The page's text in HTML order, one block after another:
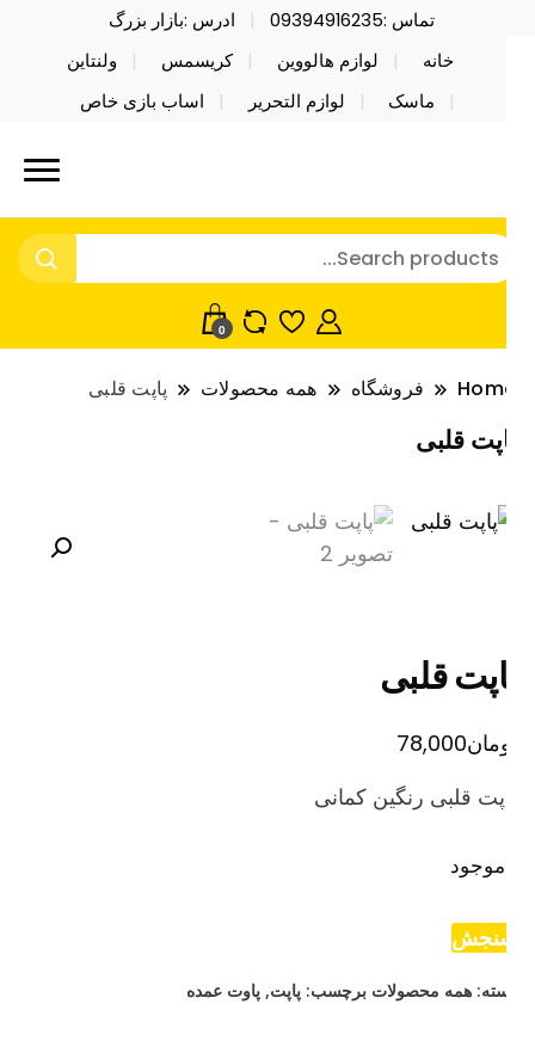
تماس :09394916235
ادرس :بازار بزرگ
خانه
لوازم هالووین کریسمس
ولنتاین
ماسک
لوازم التحریر اساب بازی خاص
تاین کادویی کریسمس اکسسوری
محصولات خاص فیجت اسباب بازی تراول ماگ نایکر
فروش عمده لوازم هالووین ولن تاین کادویی
اکسسوری ماسک در واردات مستقیم
0
فروشگاه همه محصولات پاپت قلبی
قلبی
قلبی
78,000
قلبی رنگین کمانی
همه محصولات برچسب:پاپت,پاوت عمده